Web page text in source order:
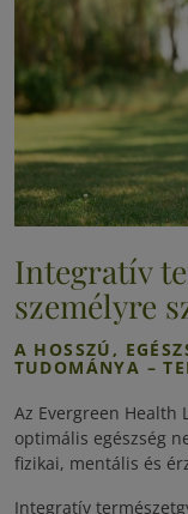
Integratív
személyre
A HOSSZÚ,
TUDOMÁNYA –
Az Evergreen Health
optimális egészség
fizikai, mentális és
Integratív